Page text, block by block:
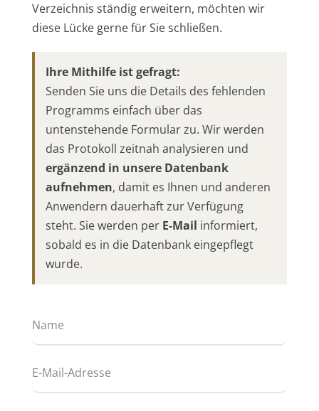
Verzeichnis ständig erweitern, möchten wir
diese Lücke gerne für Sie schließen.
Ihre Mithilfe ist gefragt:
Senden Sie uns die Details des fehlenden
Programms einfach über das
untenstehende Formular zu. Wir werden
das Protokoll zeitnah analysieren und
ergänzend in unsere Datenbank
aufnehmen, damit es Ihnen und anderen
Anwendern dauerhaft zur Verfügung
steht. Sie werden per E-Mail informiert,
sobald es in die Datenbank eingepflegt
wurde.